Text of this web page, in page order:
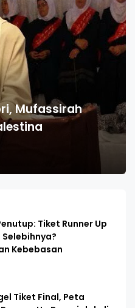
Mufassirah
Tiket Runner Up
Kebebasan
Tiket Final, Peta